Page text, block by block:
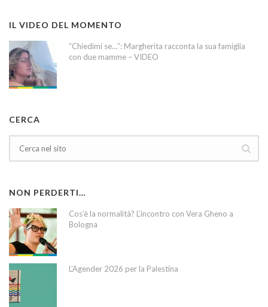
IL VIDEO DEL MOMENTO
“Chiedimi se…”: Margherita racconta la sua famiglia
con due mamme – VIDEO
CERCA
NON PERDERTI…
Cos’è la normalità? L’incontro con Vera Gheno a
Bologna
L’Agender 2026 per la Palestina